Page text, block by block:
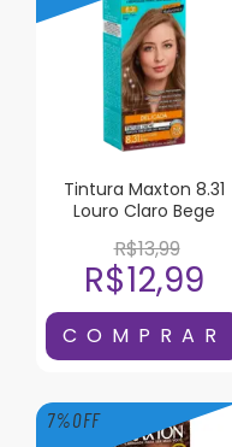
Tintura Maxton 8.31
Louro Claro Bege
R$13,99
R$12,99
7%OFF